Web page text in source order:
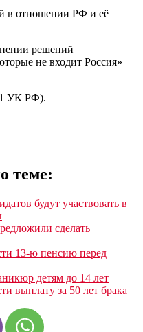
в отношении РФ и её
решений
не входит Россия»
УК РФ).
теме:
будут участвовать в
сделать
13-ю пенсию перед
детям до 14 лет
выплату за 50 лет брака